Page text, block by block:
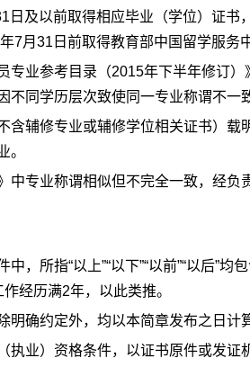
日及以前取得相应毕业（学位）证书
7月31日前取得教育部中国留学服务
专业参考目录（2015年下半年修订
不同学历层次致使同一专业称谓不一
含辅修专业或辅修学位相关证书）载
。
中专业称谓相似但不完全一致，经负
，所指“以上”“以下”“以前”“以后”
经历满2年，以此类推。
明确约定外，均以本简章发布之日计
执业）资格条件，以证书原件或发证